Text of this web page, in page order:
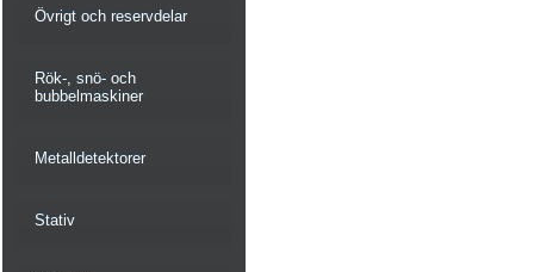
Övrigt och reservdelar
Rök-, snö- och
bubbelmaskiner
Metalldetektorer
Stativ